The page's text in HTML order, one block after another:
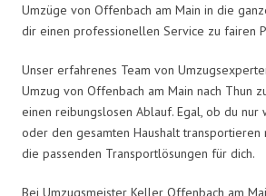
Umzüge von Offenbach am Main in die
dir einen professionellen Service zu fairen
Unser erfahrenes Team von
Umzug von Offenbach am Main nach Thun
einen reibungslosen Ablauf. Egal, ob du nur
oder den gesamten Haushalt transportieren
die passenden Transportlösungen für dich.
Bei Umzugsmeister Keller Offenbach am